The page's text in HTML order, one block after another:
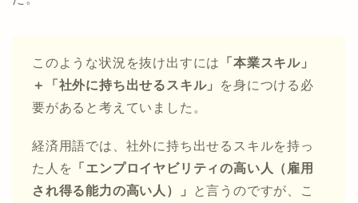
このような状況を抜け出すには
「本業スキル」
＋「社外に持ち出せるスキル」
を身につける必
要があると考えていました。
経済用語では、社外に持ち出せるスキルを持っ
た人を
「エンプロイヤビリティの高い人（雇用
され得る能力の高い人）」
と言うのですが、こ